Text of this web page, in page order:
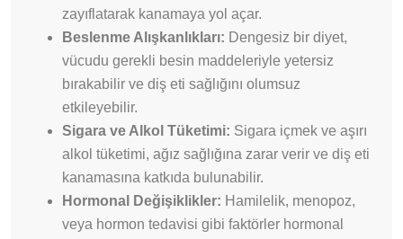
zayıflatarak kanamaya yol açar.
Beslenme Alışkanlıkları: Dengesiz bir diyet,
vücudu gerekli besin maddeleriyle yetersiz
bırakabilir ve diş eti sağlığını olumsuz
etkileyebilir.
Sigara ve Alkol Tüketimi: Sigara içmek ve aşırı
alkol tüketimi, ağız sağlığına zarar verir ve diş eti
kanamasına katkıda bulunabilir.
Hormonal Değişiklikler: Hamilelik, menopoz,
veya hormon tedavisi gibi faktörler hormonal